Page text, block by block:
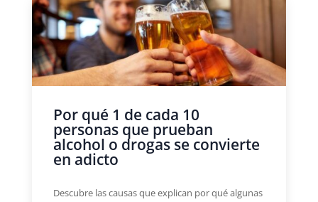
Por qué 1 de cada 10
personas que prueban
alcohol o drogas se convierte
en adicto
Descubre las causas que explican por qué algunas